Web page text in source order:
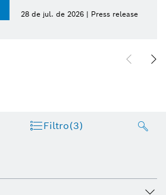
28 de jul. de 2026 | Press release
Filtro(3)